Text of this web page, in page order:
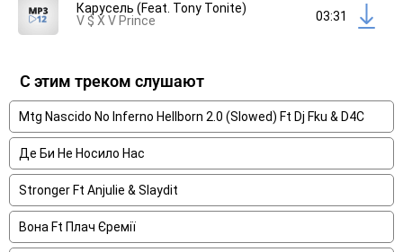
Карусель (Feat. Tony Tonite)
V $ X V Prince
03:31
С этим треком слушают
Mtg Nascido No Inferno Hellborn 2.0 (Slowed) Ft Dj Fku & D4C
Де Би Не Носило Нас
Stronger Ft Anjulie & Slaydit
Вона Ft Плач Єремії